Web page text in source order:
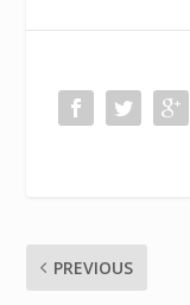
PREVIOUS